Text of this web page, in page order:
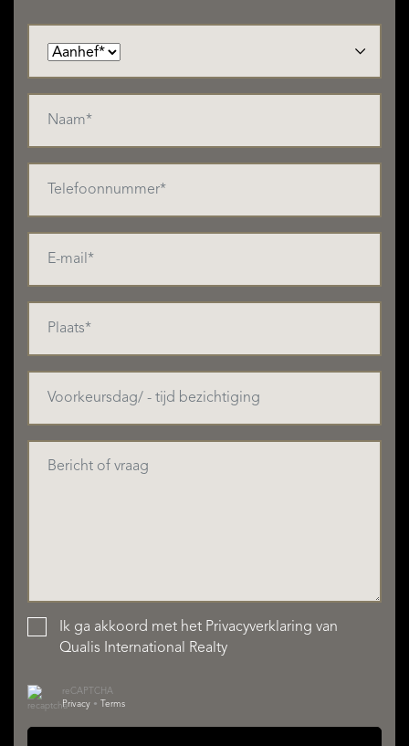
Ik ga akkoord met het Privacyverklaring van
Qualis International Realty
reCAPTCHA
Privacy • Terms